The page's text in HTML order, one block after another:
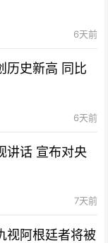
6天前
历史新高 同比
6天前
讲话 宣布对央
7天前
视阿根廷者将被